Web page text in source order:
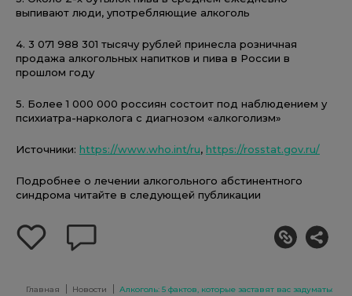
выпивают люди, употребляющие алкоголь
4. 3 071 988 301 тысячу рублей принесла розничная
продажа алкогольных напитков и пива в России в
прошлом году
5. Более 1 000 000 россиян состоит под наблюдением у
психиатра-нарколога с диагнозом «алкоголизм»
Источники: https://www.who.int/ru, https://rosstat.gov.ru/
Подробнее о лечении алкогольного абстинентного
синдрома читайте в следующей публикации
добавить
себе
Главная Новости Алкоголь: 5 фактов, которые заставят вас задуматься